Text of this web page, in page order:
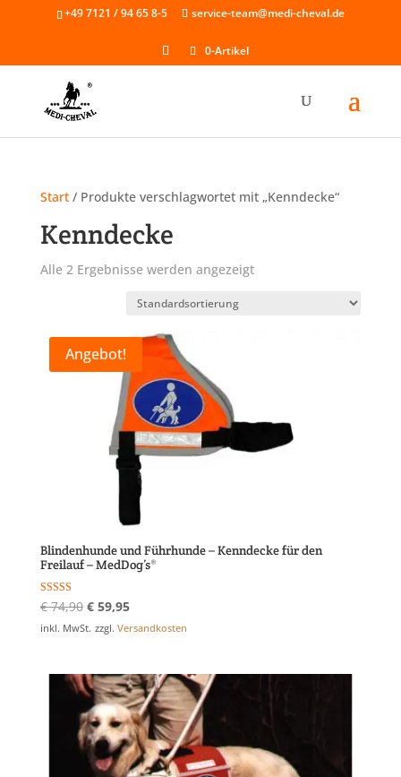
+49 7121 / 94 65 8-5 service-team@medi-cheval.de
0-Artikel
Start/ Produkte verschlagwortet mit „Kenndecke“
Kenndecke
Alle 2 Ergebnisse werden angezeigt
Angebot!
Blindenhunde und Führhunde – Kenndecke für den
Freilauf – MedDog’s®
Bewertet mit
5.00
von 5
€74,90 Ursprünglicher
Preis
€59,95Aktueller
Preis
inkl. MwSt. zzgl. Versandkosten